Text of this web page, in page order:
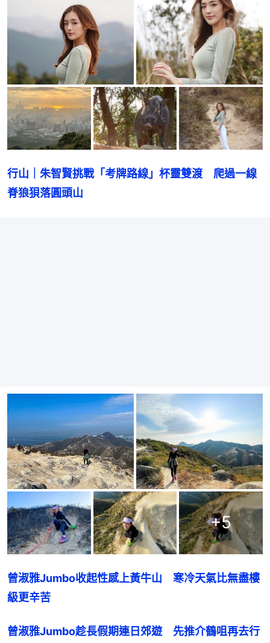
行山｜朱智賢挑戰「考牌路線」杯靈雙渡　爬過一線
脊狼狽落圓頭山
+5
曾淑雅Jumbo收起性感上黃牛山　寒冷天氣比無盡樓
級更辛苦
曾淑雅Jumbo趁長假期連日郊遊　先推介鶴咀再去行